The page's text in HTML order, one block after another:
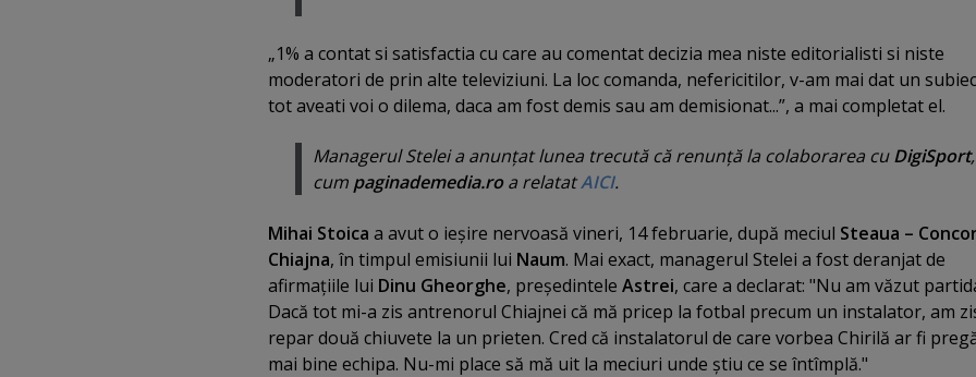
„1% a contat si satisfactia cu care au comentat decizia mea niste editorialisti si niste
moderatori de prin alte televiziuni. La loc comanda, nefericitilor, v-am mai dat un
tot aveati voi o dilema, daca am fost demis sau am demisionat...”, a mai completat el.
Managerul Stelei a anunţat lunea trecută că renunţă la colaborarea cuDigiSport
cum paginademedia.roa relatatAICI.
Mihai Stoica a avut o ieşire nervoasă vineri, 14 februarie, după meciul Steaua –
Chiajna, în timpul emisiunii lui Naum. Mai exact, managerul Stelei a fost deranjat de
afirmaţiile lui Dinu Gheorghe, preşedintele Astrei, care a declarat: "Nu am văzut
Dacă tot mi-a zis antrenorul Chiajnei că mă pricep la fotbal precum un instalator, am
repar două chiuvete la un prieten. Cred că instalatorul de care vorbea Chirilă ar fi
mai bine echipa. Nu-mi place să mă uit la meciuri unde ştiu ce se întîmplă."